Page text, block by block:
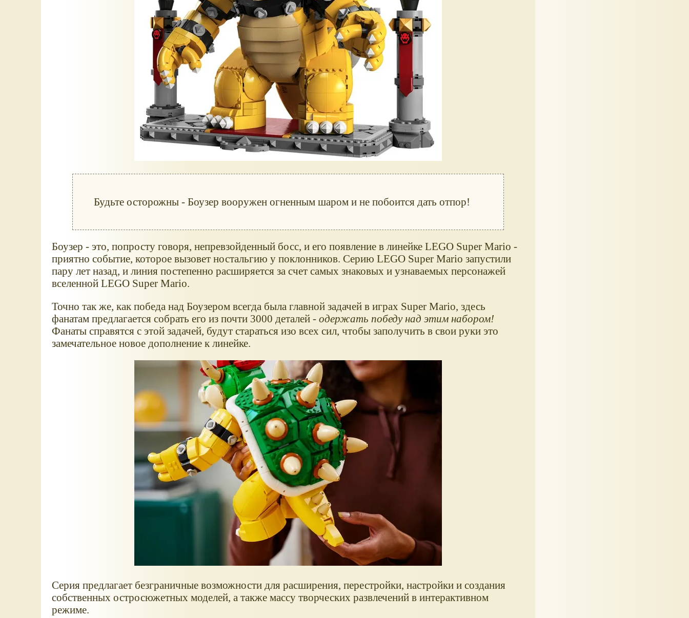
Будьте осторожны - Боузер вооружен огненным шаром и не побоится дать отпор!
Боузер - это, попросту говоря, непревзойденный босс, и его появление в линейке LEGO Super Mario -
приятно событие, которое вызовет ностальгию у поклонников. Серию LEGO Super Mario запустили
пару лет назад, и линия постепенно расширяется за счет самых знаковых и узнаваемых персонажей
вселенной LEGO Super Mario.
Точно так же, как победа над Боузером всегда была главной задачей в играх Super Mario, здесь
фанатам предлагается собрать его из почти 3000 деталей - одержать победу над этим набором!
Фанаты справятся с этой задачей, будут стараться изо всех сил, чтобы заполучить в свои руки это
замечательное новое дополнение к линейке.
Серия предлагает безграничные возможности для расширения, перестройки, настройки и создания
собственных остросюжетных моделей, а также массу творческих развлечений в интерактивном
режиме.